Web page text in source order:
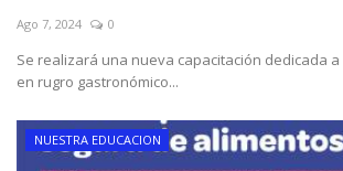
Ago 7, 2024 0
Se realizará una nueva capacitación dedicada
en rugro gastronómico...
NUESTRA EDUCACION